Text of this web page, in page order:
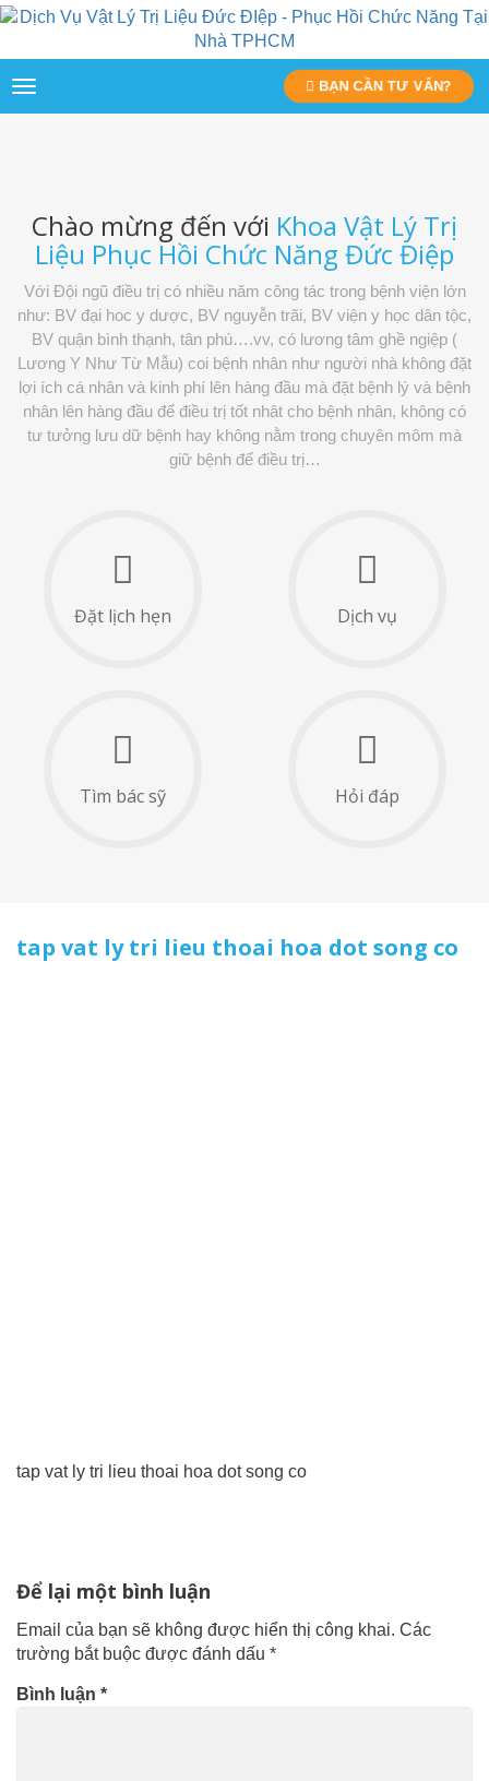
Toggle
navigation
BẠN CẦN TƯ VẤN?
Chào mừng đến với Khoa Vật Lý Trị
Liệu Phục Hồi Chức Năng Đức Điệp
Với Đội ngũ điều trị có nhiều năm công tác trong bệnh viện lớn
như: BV đại hoc y dược, BV nguyễn trãi, BV viện y học dân tộc,
BV quận bình thạnh, tân phú….vv, có lương tâm ghề ngiệp (
Lương Y Như Từ Mẫu) coi bệnh nhân như người nhà không đặt
lợi ích cá nhân và kinh phí lên hàng đầu mà đặt bệnh lý và bệnh
nhân lên hàng đầu để điều trị tốt nhât cho bệnh nhân, không có
tư tưởng lưu dữ bệnh hay không nằm trong chuyên môm mà
giữ bệnh để điều trị…
Đặt lịch hẹn Dịch vụ
Tìm bác sỹ Hỏi đáp
tap vat ly tri lieu thoai hoa dot song co
tap vat ly tri lieu thoai hoa dot song co
Để lại một bình luận
Email của bạn sẽ không được hiển thị công khai. Các
trường bắt buộc được đánh dấu *
Bình luận *